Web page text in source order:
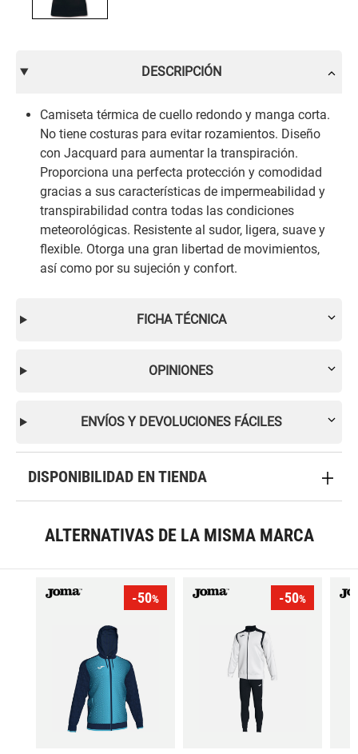
DESCRIPCIÓN
Camiseta térmica de cuello redondo y manga corta.
No tiene costuras para evitar rozamientos. Diseño
con Jacquard para aumentar la transpiración.
Proporciona una perfecta protección y comodidad
gracias a sus características de impermeabilidad y
transpirabilidad contra todas las condiciones
meteorológicas. Resistente al sudor, ligera, suave y
flexible. Otorga una gran libertad de movimientos,
así como por su sujeción y confort.
FICHA TÉCNICA
OPINIONES
ENVÍOS Y DEVOLUCIONES FÁCILES
DISPONIBILIDAD EN TIENDA
ALTERNATIVAS DE LA MISMA MARCA
-50% -50%